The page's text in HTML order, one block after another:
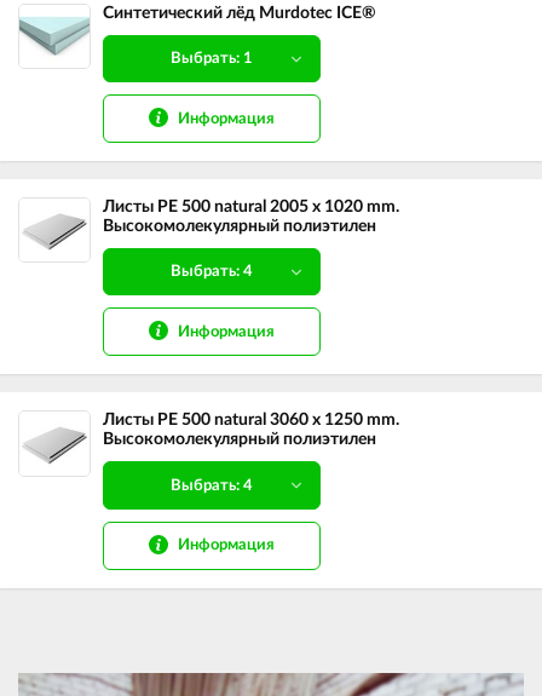
Синтетический лёд Murdotec ICE®
Выбрать: 1
Информация
Листы PE 500 natural 2005 х 1020 mm.
Высокомолекулярный полиэтилен
Выбрать: 4
Информация
Листы PE 500 natural 3060 х 1250 mm.
Высокомолекулярный полиэтилен
Выбрать: 4
Информация